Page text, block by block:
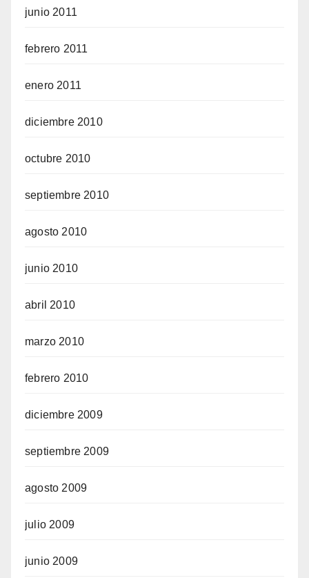
junio 2011
febrero 2011
enero 2011
diciembre 2010
octubre 2010
septiembre 2010
agosto 2010
junio 2010
abril 2010
marzo 2010
febrero 2010
diciembre 2009
septiembre 2009
agosto 2009
julio 2009
junio 2009